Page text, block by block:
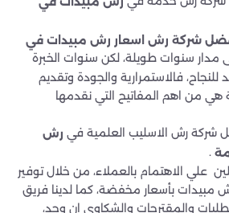
شركة رش اسعار رش مبيدات في
مدار سنوات طويلة، لكن سنوات الخبرة
فالاستمرارية والجودة وتقديم
هي من اهم المفاتيح التي نقدمها
شركة رش الاسليب العلمية في رش
.
علي الاهتمام بالعملاء، من خلال توفير
مبيدات بأسعار مخفضة، كما لدينا فريق
والمقترحات والشكاوى ان وجد،